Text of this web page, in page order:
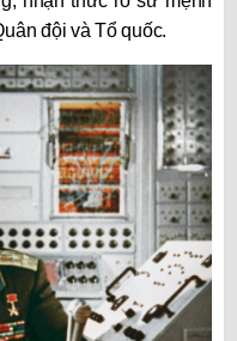
đội và Tổ quốc.